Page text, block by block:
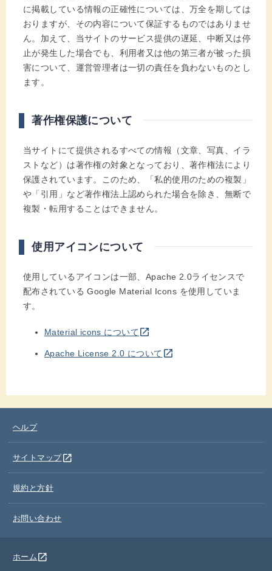
に掲載している情報の正確性については、万全を期しては
おりますが、その内容について保証するものではありませ
ん。加えて、当サイトのサービス提供の遅延、中断又は停
止が発生した場合でも、利用者又は他の第三者が被った損
害について、運営管理者は一切の責任を負わないものとし
ます。
著作権保護について
当サイトにて提供されるすべての情報（文章、写真、イラ
ストなど）は著作権の対象となっており、著作権法により
保護されています。このため、「私的使用のための複製」
や「引用」など著作権法上認められた場合を除き、無断で
複製・転用することはできません。
使用アイコンについて
使用しているアイコンは一部、Apache 2.0ライセンスで
配布されている Google Material Icons を使用していま
す。
Material icons についてopen_in_new
Apache License 2.0 について open_in_new
ヘルプ
サイトマップopen_in_new
規約と方針
お問い合わせ
ホーム open_in_new